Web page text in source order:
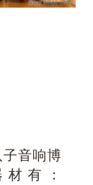
音响博
有：